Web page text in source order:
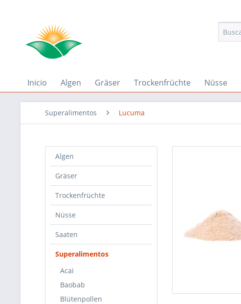
Inicio Algen Gräser Trockenfrüchte Nüsse
Superalimentos Lucuma
Algen
Gräser
Trockenfrüchte
Nüsse
Saaten
Superalimentos
Acai
Baobab
Blütenpollen